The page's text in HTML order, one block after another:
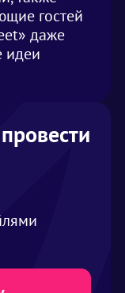
гостей
даже
идеи